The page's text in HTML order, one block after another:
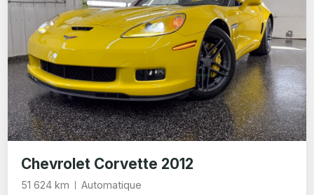
Chevrolet Corvette 2012
51 624 km Automatique